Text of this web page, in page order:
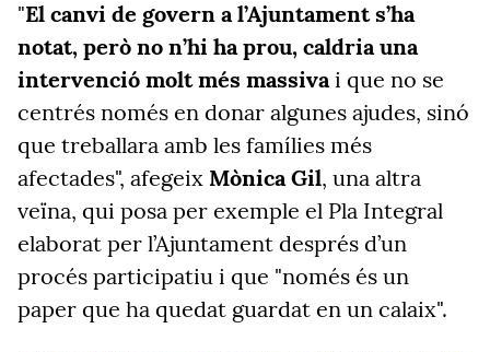
"El canvi de govern a l’Ajuntament s’ha
notat, però no n’hi ha prou, caldria una
intervenció molt més massivai que no se
centrés només en donar algunes ajudes, sinó
que treballara amb les famílies més
afectades", afegeix Mònica Gil, una altra
veïna, qui posa per exemple el Pla Integral
elaborat per l’Ajuntament després d’un
procés participatiu i que "només és un
paper que ha quedat guardat en un calaix".